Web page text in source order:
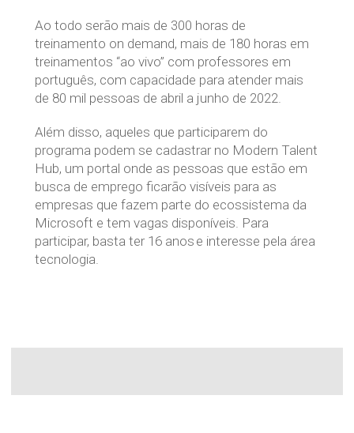
Ao todo serão mais de 300 horas de
treinamento on demand, mais de 180 horas em
treinamentos “ao vivo” com professores em
português, com capacidade para atender mais
de 80 mil pessoas de abril a junho de 2022.
Além disso, aqueles que participarem do
programa podem se cadastrar no Modern Talent
Hub, um portal onde as pessoas que estão em
busca de emprego ficarão visíveis para as
empresas que fazem parte do ecossistema da
Microsoft e tem vagas disponíveis. Para
participar, basta ter 16 anos e interesse pela área
tecnologia.